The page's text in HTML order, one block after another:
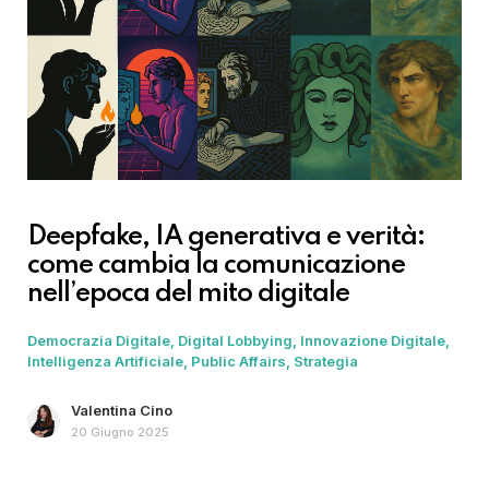
Deepfake, IA generativa e verità:
come cambia la comunicazione
nell’epoca del mito digitale
Democrazia Digitale Digital Lobbying Innovazione Digitale
Intelligenza Artificiale Public Affairs Strategia
Valentina Cino
20 Giugno 2025